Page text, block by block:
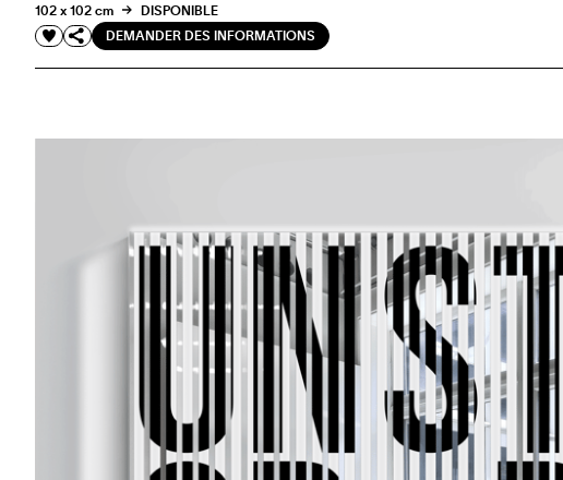
102 x 102 cm
DISPONIBLE
DEMANDER DES INFORMATIONS